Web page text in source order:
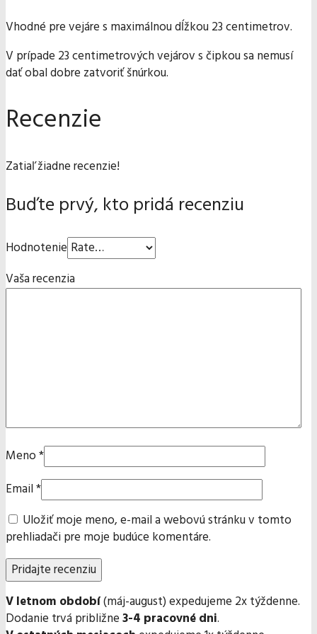
Vhodné pre vejáre s maximálnou dĺžkou 23 centimetrov.
V prípade 23 centimetrových vejárov s čipkou sa nemusí
dať obal dobre zatvoriť šnúrkou.
Recenzie
Zatiaľ žiadne recenzie!
Buďte prvý, kto pridá recenziu
Hodnotenie
Vaša recenzia
Meno*
Email*
Uložiť moje meno, e-mail a webovú stránku v tomto
prehliadači pre moje budúce komentáre.
V letnom období(máj-august) expedujeme 2x týždenne.
Dodanie trvá približne3-4 pracovné dni.